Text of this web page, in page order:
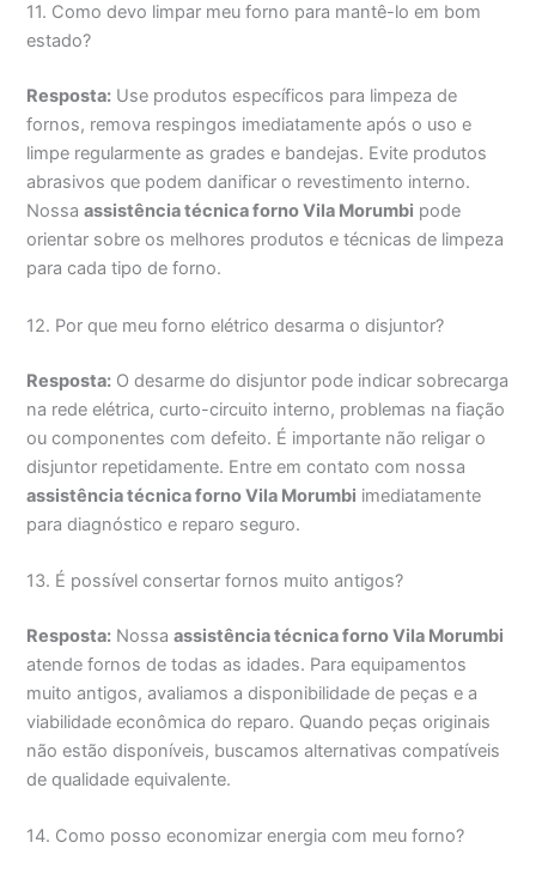
11. Como devo limpar meu forno para mantê-lo em bom
estado?
Resposta: Use produtos específicos para limpeza de
fornos, remova respingos imediatamente após o uso e
limpe regularmente as grades e bandejas. Evite produtos
abrasivos que podem danificar o revestimento interno.
Nossaassistência técnica forno Vila Morumbi pode
orientar sobre os melhores produtos e técnicas de limpeza
para cada tipo de forno.
12. Por que meu forno elétrico desarma o disjuntor?
Resposta: O desarme do disjuntor pode indicar sobrecarga
na rede elétrica, curto-circuito interno, problemas na fiação
ou componentes com defeito. É importante não religar o
disjuntor repetidamente. Entre em contato com nossa
assistência técnica forno Vila Morumbi imediatamente
para diagnóstico e reparo seguro.
13. É possível consertar fornos muito antigos?
Resposta: Nossaassistência técnica forno Vila Morumbi
atende fornos de todas as idades. Para equipamentos
muito antigos, avaliamos a disponibilidade de peças e a
viabilidade econômica do reparo. Quando peças originais
não estão disponíveis, buscamos alternativas compatíveis
de qualidade equivalente.
14. Como posso economizar energia com meu forno?